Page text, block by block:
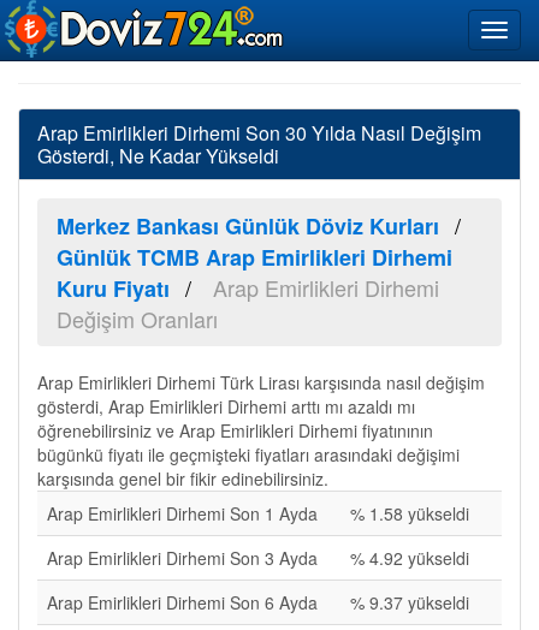
Arap Emirlikleri Dirhemi Son 30 Yılda Nasıl Değişim
Gösterdi, Ne Kadar Yükseldi
Merkez Bankası Günlük Döviz Kurları
Günlük TCMB Arap Emirlikleri Dirhemi
Kuru Fiyatı
Arap Emirlikleri Dirhemi
Değişim Oranları
Arap Emirlikleri Dirhemi Türk Lirası karşısında nasıl değişim
gösterdi, Arap Emirlikleri Dirhemi arttı mı azaldı mı
öğrenebilirsiniz ve Arap Emirlikleri Dirhemi fiyatınının
bügünkü fiyatı ile geçmişteki fiyatları arasındaki değişimi
karşısında genel bir fikir edinebilirsiniz.
Arap Emirlikleri Dirhemi Son 1 Ayda
% 1.58 yükseldi
Arap Emirlikleri Dirhemi Son 3 Ayda
% 4.92 yükseldi
Arap Emirlikleri Dirhemi Son 6 Ayda
% 9.37 yükseldi